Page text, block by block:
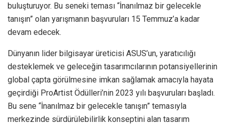
buluşturuyor. Bu seneki teması “İnanılmaz bir gelecekle
tanışın” olan yarışmanın başvuruları 15 Temmuz’a kadar
devam edecek.
Dünyanın lider bilgisayar üreticisi ASUS’un, yaratıcılığı
desteklemek ve geleceğin tasarımcılarının potansiyellerinin
global çapta görülmesine imkan sağlamak amacıyla hayata
geçirdiği ProArtist Ödülleri’nin 2023 yılı başvuruları başladı.
Bu sene “İnanılmaz bir gelecekle tanışın” temasıyla
merkezinde sürdürülebilirlik konseptini alan tasarım